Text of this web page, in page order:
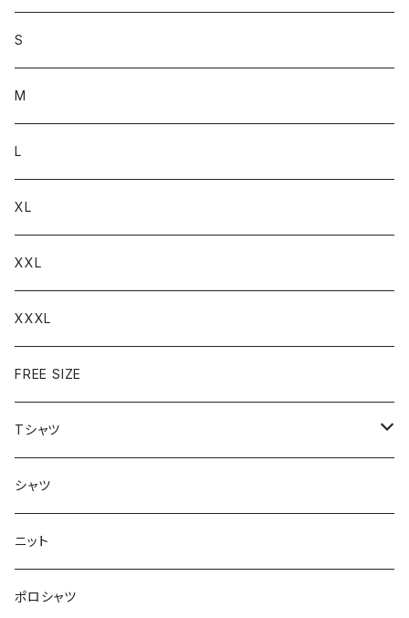
S
M
L
XL
XXL
XXXL
FREE SIZE
Tシャツ
半袖
ロングTシャツ
タンクトップ
シャツ
ニット
ポロシャツ